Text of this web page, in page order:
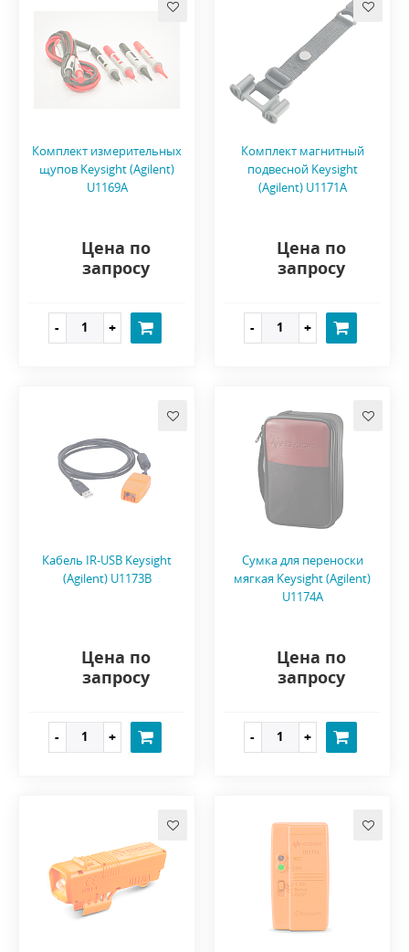
Комплект измерительных
щупов Keysight (Agilent)
U1169A
Цена по
запросу
Комплект магнитный
подвесной Keysight
(Agilent) U1171A
Цена по
запросу
Кабель IR-USB Keysight
(Agilent) U1173B
Цена по
запросу
Сумка для переноски
мягкая Keysight (Agilent)
U1174A
Цена по
запросу